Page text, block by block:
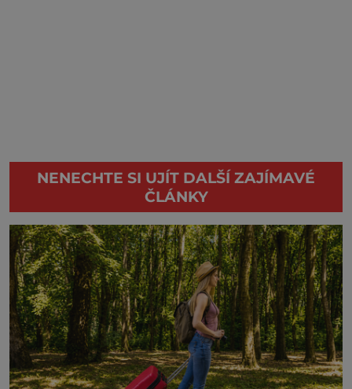
NENECHTE SI UJÍT DALŠÍ ZAJÍMAVÉ
ČLÁNKY